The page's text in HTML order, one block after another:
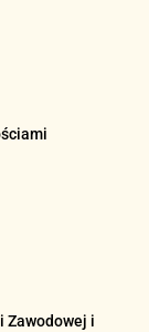
Zawodowej i